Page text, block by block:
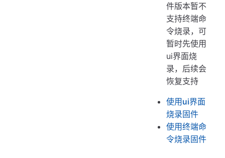
件版本暂不
支持终端命
令烧录，可
暂时先使用
ui界面烧
录，后续会
恢复支持
使用ui界面
烧录固件
使用终端命
令烧录固件